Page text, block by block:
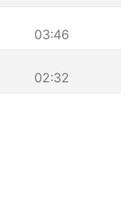
03:46
02:32